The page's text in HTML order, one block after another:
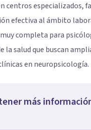
centros especializados,
efectiva al ámbito
completa para
la salud que buscan
en neuropsicología.
más